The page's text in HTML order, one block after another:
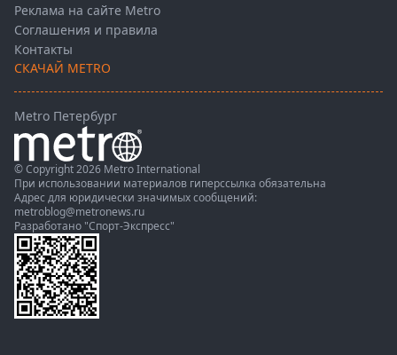
Реклама на сайте Metro
Соглашения и правила
Контакты
СКАЧАЙ METRO
Metro Петербург
© Copyright 2026 Metro International
При использовании материалов гиперссылка обязательна
Адрес для юридически значимых сообщений:
metroblog@metronews.ru
Разработано "Спорт-Экспресс"